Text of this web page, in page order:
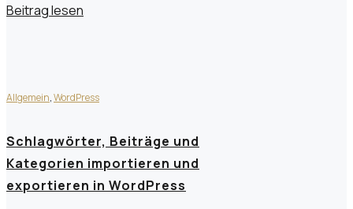
Beitrag lesen
Allgemein,WordPress
Schlagwörter, Beiträge und
Kategorien importieren und
exportieren in WordPress